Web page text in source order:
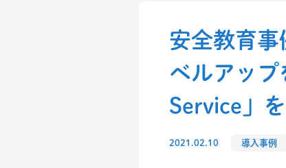
安全教育事
ベルアッ
Service」
2021.02.10 導入事例